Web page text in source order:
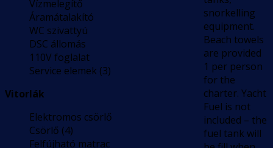
Vízmelegítő
Áramátalakító
WC szivattyú
DSC állomás
110V foglalat
Service elemek (3)
Vitorlák
Elektromos csörlő
Csörlő (4)
Felfújható matrac
snorkelling
equipment.
Beach towels
are provided
1 per person
for the
charter. Yacht
Fuel is not
included – the
fuel tank will